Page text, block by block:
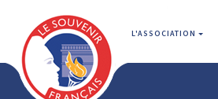
L'ASSOCIATION